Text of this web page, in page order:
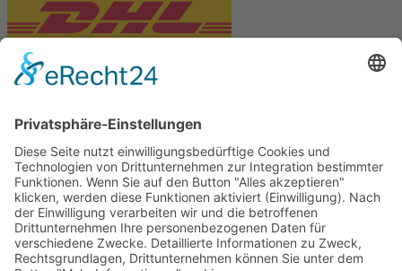
Tekal – Textile Lebensqualität
Exklusive moderne & Orientteppiche
Feuerwerk XXL
Pyrotechnik online bestellen